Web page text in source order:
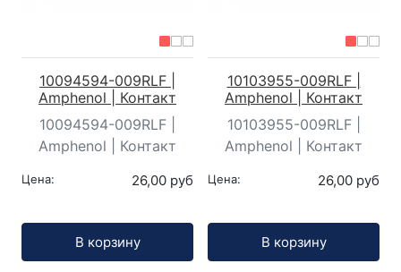
10094594-009RLF |
Amphenol | Контакт
10094594-009RLF |
Amphenol | Контакт
Цена: 26,00 руб
В корзину
10103955-009RLF |
Amphenol | Контакт
10103955-009RLF |
Amphenol | Контакт
Цена: 26,00 руб
В корзину